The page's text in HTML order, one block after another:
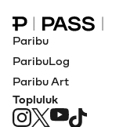
Paribu Pass Ana
Paribu
ParibuLog
Paribu Art
Topluluk